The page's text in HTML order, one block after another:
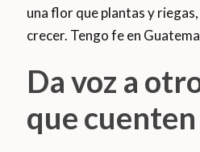
una flor que plantas y
crecer. Tengo fe en
Da voz a
que